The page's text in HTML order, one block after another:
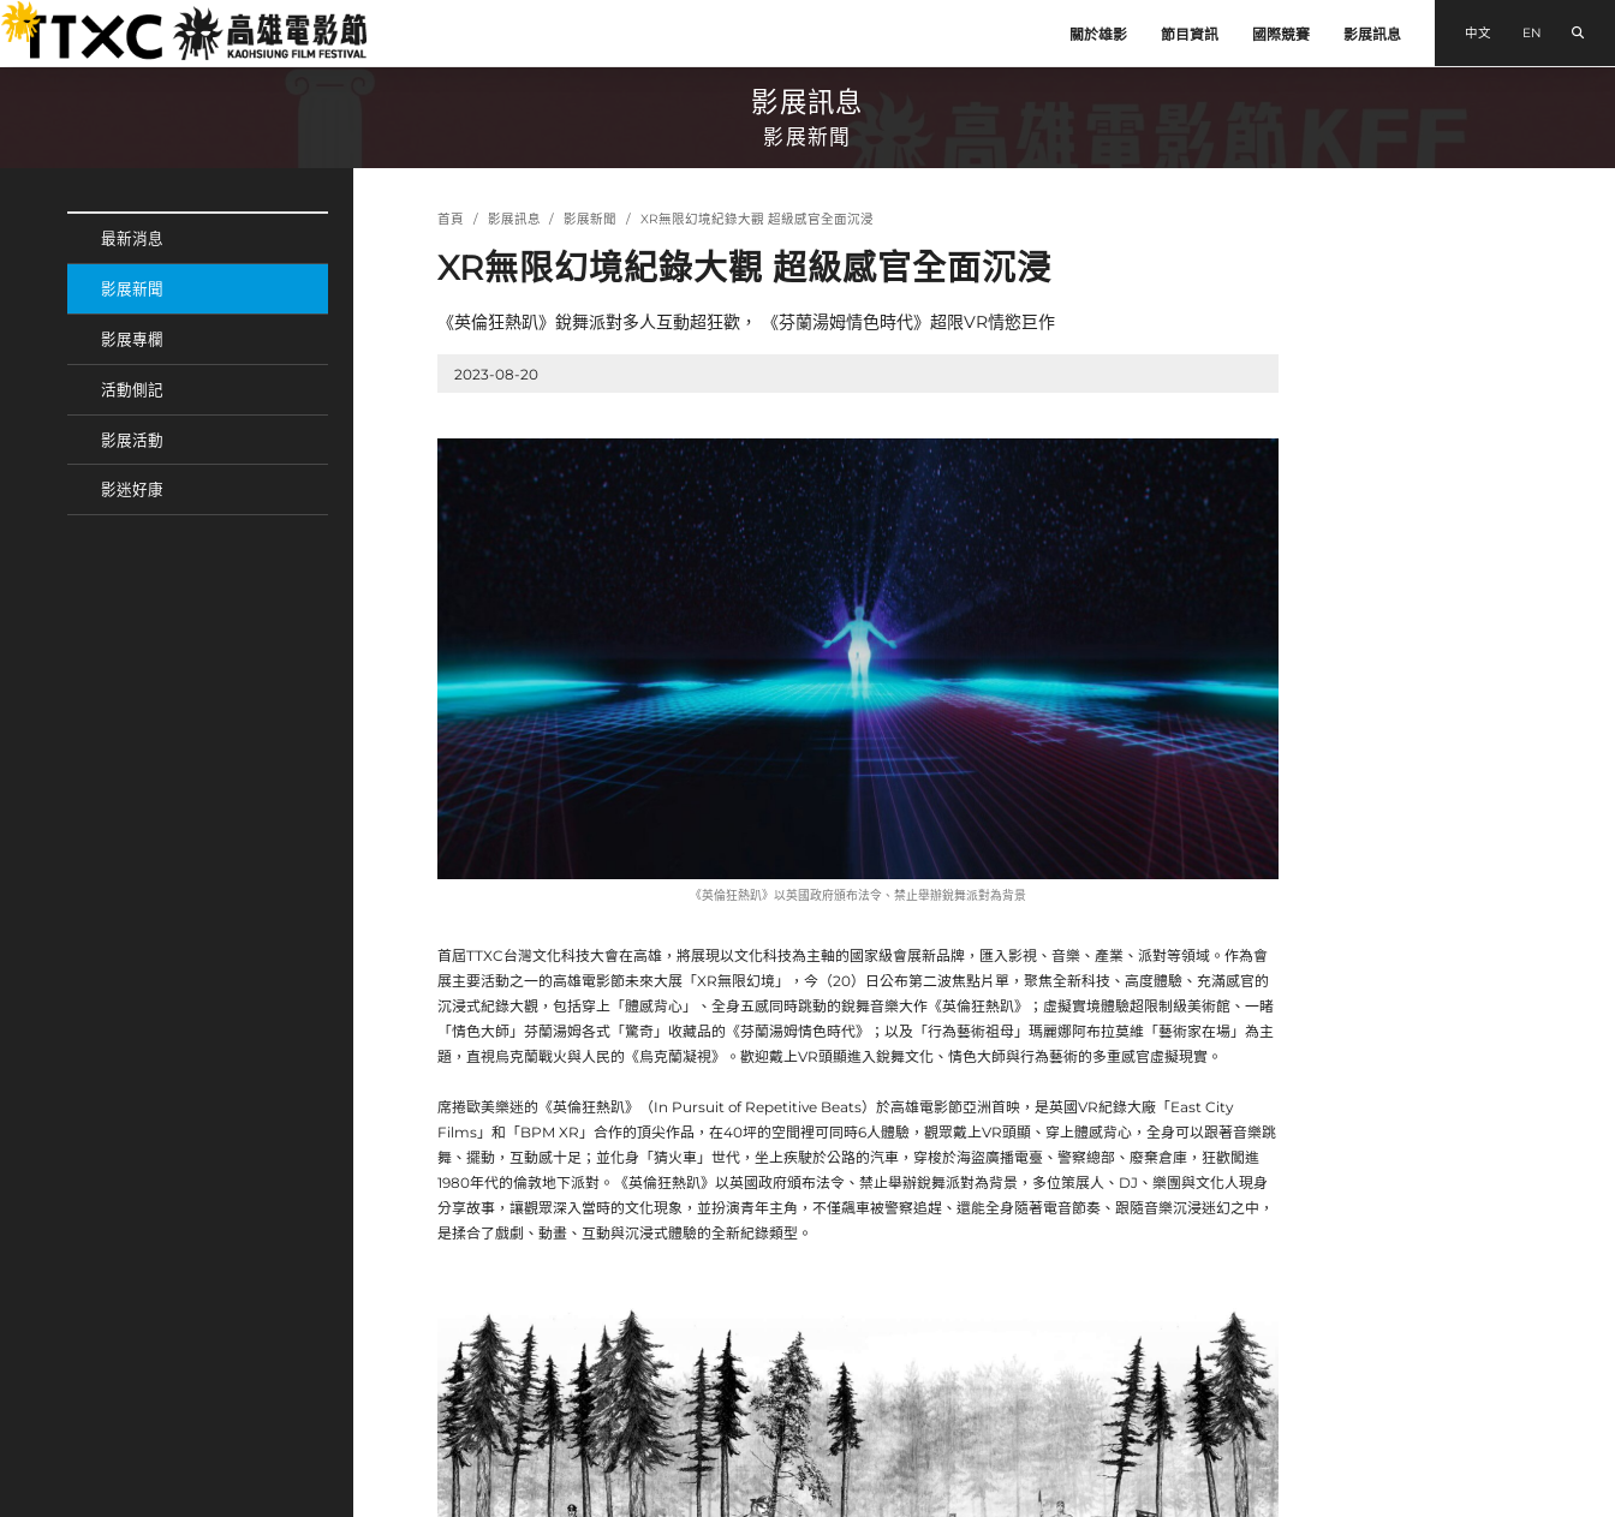
跳
到
主
:::
關於雄影 節目資訊 國際競賽 影展訊息 中文 EN
影展訊息
影展新聞
最新消息
影展新聞
影展專欄
活動側記
影展活動
影迷好康
首頁 影展訊息 影展新聞 XR無限幻境紀錄大觀 超級感官全面沉浸
XR無限幻境紀錄大觀 超級感官全面沉浸
《英倫狂熱趴》銳舞派對多人互動超狂歡， 《芬蘭湯姆情色時代》超限VR情慾巨作
2023-08-20
《英倫狂熱趴》以英國政府頒布法令、禁止舉辦銳舞派對為背景
首屆TTXC台灣文化科技大會在高雄，將展現以文化科技為主軸的國家級會展新品牌，匯入影視、音樂、產業、派對等領域。作為會
展主要活動之一的高雄電影節未來大展「XR無限幻境」，今（20）日公布第二波焦點片單，聚焦全新科技、高度體驗、充滿感官的
沉浸式紀錄大觀，包括穿上「體感背心」、全身五感同時跳動的銳舞音樂大作《英倫狂熱趴》；虛擬實境體驗超限制級美術館、一睹
「情色大師」芬蘭湯姆各式「驚奇」收藏品的《芬蘭湯姆情色時代》；以及「行為藝術祖母」瑪麗娜阿布拉莫維「藝術家在場」為主
題，直視烏克蘭戰火與人民的《烏克蘭凝視》。歡迎戴上VR頭顯進入銳舞文化、情色大師與行為藝術的多重感官虛擬現實。
席捲歐美樂迷的《英倫狂熱趴》（In Pursuit of Repetitive Beats）於高雄電影節亞洲首映，是英國VR紀錄大廠「East City
Films」和「BPM XR」合作的頂尖作品，在40坪的空間裡可同時6人體驗，觀眾戴上VR頭顯、穿上體感背心，全身可以跟著音樂跳
舞、擺動，互動感十足；並化身「猜火車」世代，坐上疾駛於公路的汽車，穿梭於海盜廣播電臺、警察總部、廢棄倉庫，狂歡闖進
1980年代的倫敦地下派對。《英倫狂熱趴》以英國政府頒布法令、禁止舉辦銳舞派對為背景，多位策展人、DJ、樂團與文化人現身
分享故事，讓觀眾深入當時的文化現象，並扮演青年主角，不僅飆車被警察追趕、還能全身隨著電音節奏、跟隨音樂沉浸迷幻之中，
是揉合了戲劇、動畫、互動與沉浸式體驗的全新紀錄類型。